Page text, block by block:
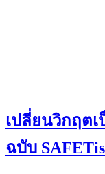
เปลี่ยนวิกฤต
ฉบับ